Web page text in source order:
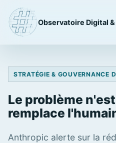
Observatoire Digital &
STRATÉGIE & GOUVERNANCE
Le problème
remplace
Anthropic alerte sur la